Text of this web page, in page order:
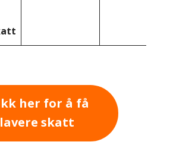
her for å få
lavere skatt